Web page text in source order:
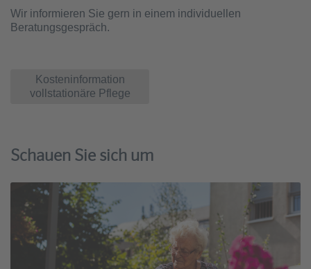
Wir informieren Sie gern in einem individuellen
Beratungsgespräch.
Kosteninformation
vollstationäre Pflege
Schauen Sie sich um